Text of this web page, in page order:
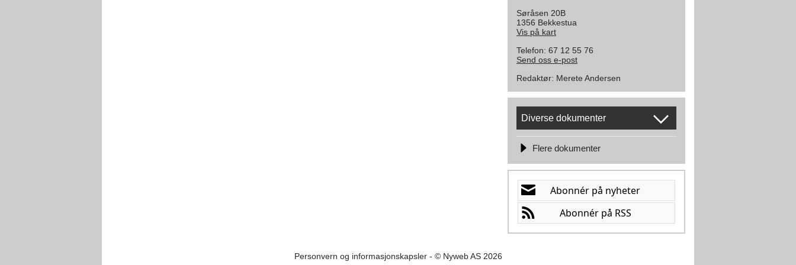
Søråsen 20B
1356 Bekkestua
Vis på kart
Telefon: 67 12 55 76
Send oss e-post
Redaktør: Merete Andersen
Diverse dokumenter
Flere dokumenter
Personvern og informasjonskapsler- © Nyweb AS 2026